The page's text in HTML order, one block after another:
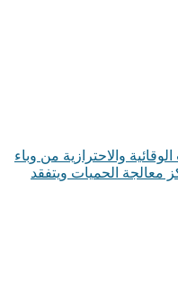
والاحترازية من وباء
معالجة الحميات ويتفقد